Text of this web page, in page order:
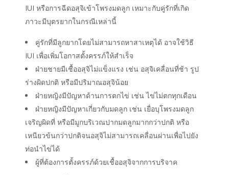
IUI หรือการฉีดอสุจิเข้าโพรงมดลูก เหมาะกับคู่รักที่เกิด
ภาวะมีบุตรยากในกรณีเหล่านี้
คู่รักที่มีลูกยากโดยไม่สามารถหาสาเหตุได้ อาจใช้วิธี
IUI เพื่อเพิ่มโอกาสตั้งครรภ์ให้สำเร็จ
ฝ่ายชายมีเชื้ออสุจิไม่แข็งแรง เช่น อสุจิเคลื่อนที่ช้า รูป
ร่างผิดปกติ หรือมีปริมาณอสุจิน้อย
ฝ่ายหญิงมีปัญหาด้านการตกไข่ เช่น ไข่ไม่ตกทุกเดือน
ฝ่ายหญิงมีปัญหาเกี่ยวกับมดลูก เช่น เยื่อบุโพรงมดลูก
เจริญผิดที่ หรือมีมูกบริเวณปากมดลูกมากกว่าปกติ หรือ
เหนียวข้นกว่าปกติจนอสุจิไม่สามารถเคลื่อนผ่านเพื่อไปยัง
ท่อนำไข่ได้
ผู้ที่ต้องการตั้งครรภ์ด้วยเชื้ออสุจิจากการบริจาค